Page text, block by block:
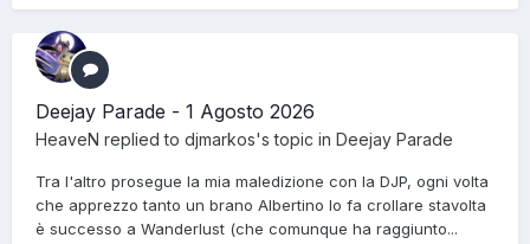
Deejay Parade - 1 Agosto 2026
HeaveN replied to djmarkos's topic in Deejay Parade
Tra l'altro prosegue la mia maledizione con la DJP, ogni volta
che apprezzo tanto un brano Albertino lo fa crollare stavolta
è successo a Wanderlust (che comunque ha raggiunto...